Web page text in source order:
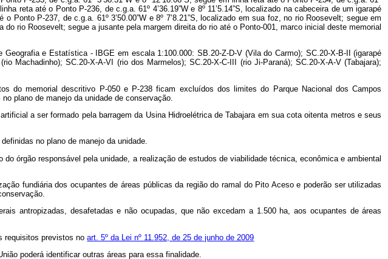
e Estatística - IBGE em escala 1:100.000: SB.20-Z-D-V (Vila do Carmo); SC.20-X-B-II (igarapé
Machadinho); SC.20-X-A-VI (rio dos Marmelos); SC.20-X-C-III (rio Ji-Paraná); SC.20-X-A-V (Tabajara);
do memorial descritivo P-050 e P-238 ficam excluídos dos limites do Parque Nacional dos Campos
plano de manejo da unidade de conservação.
a ser formado pela barragem da Usina Hidroelétrica de Tabajara em sua cota oitenta metros e seus
no plano de manejo da unidade.
órgão responsável pela unidade, a realização de estudos de viabilidade técnica, econômica e ambiental
fundiária dos ocupantes de áreas públicas da região do ramal do Pito Aceso e poderão ser utilizadas
antropizadas, desafetadas e não ocupadas, que não excedam a 1.500 ha, aos ocupantes de áreas
requisitos previstos noart. 5º da Lei nº 11.952, de 25 de junho de 2009
poderá identificar outras áreas para essa finalidade.